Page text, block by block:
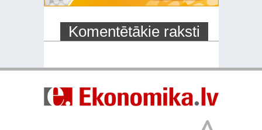
Komentētākie raksti